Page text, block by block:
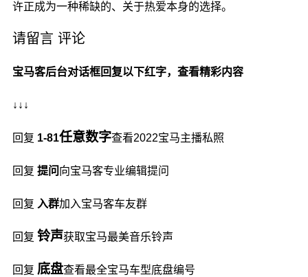
许正成为一种稀缺的、关于热爱本身的选择。
请留言 评论
宝马客后台对话框回复以下红字，查看精彩内容
↓↓↓
回复 1-81任意数字查看2022宝马主播私照
回复 提问 向宝马客专业编辑提问
回复 入群加入宝马客车友群
回复 铃声获取宝马最美音乐铃声
回复 底盘查看最全宝马车型底盘编号